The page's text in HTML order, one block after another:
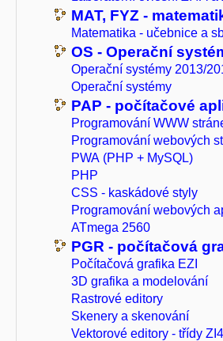
MAT, FYZ -
Matematika - učebnice a
OS - Operační
Operační systémy 2013/
Operační systémy
PAP - počítačové
Programování WWW
Programování webových
PWA (PHP + MySQL)
PHP
CSS - kaskádové styly
Programování webových
ATmega 2560
PGR - počítačová
Počítačová grafika EZI
3D grafika a modelování
Rastrové editory
Skenery a skenování
Vektorové editory - třídy